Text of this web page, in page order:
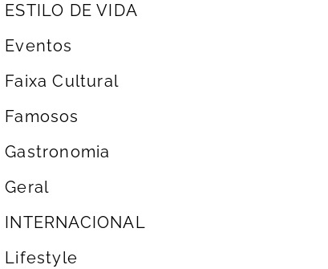
ESTILO DE VIDA
Eventos
Faixa Cultural
Famosos
Gastronomia
Geral
INTERNACIONAL
Lifestyle